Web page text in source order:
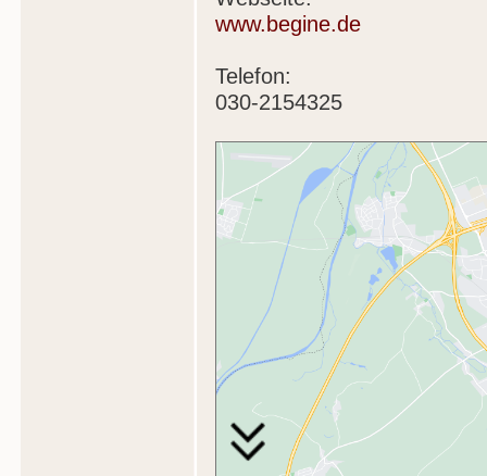
www.begine.de
Telefon:
030-2154325